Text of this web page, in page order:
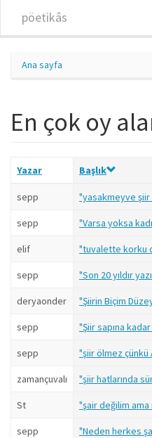
pöetikâs
Ana sayfa
En çok oy
Yazar Başlık
sepp "yasakmeyve
sepp "Varsa yoksa
elif "tuvalette korku
sepp "Son 20 yıldır
deryaonder "Şiirin Biçim
sepp "Şiir sapına
sepp "şiir ölmez çünkü
zamançuvalı "şiir hatlarında
St "şair değilim
sepp "Neden herkes